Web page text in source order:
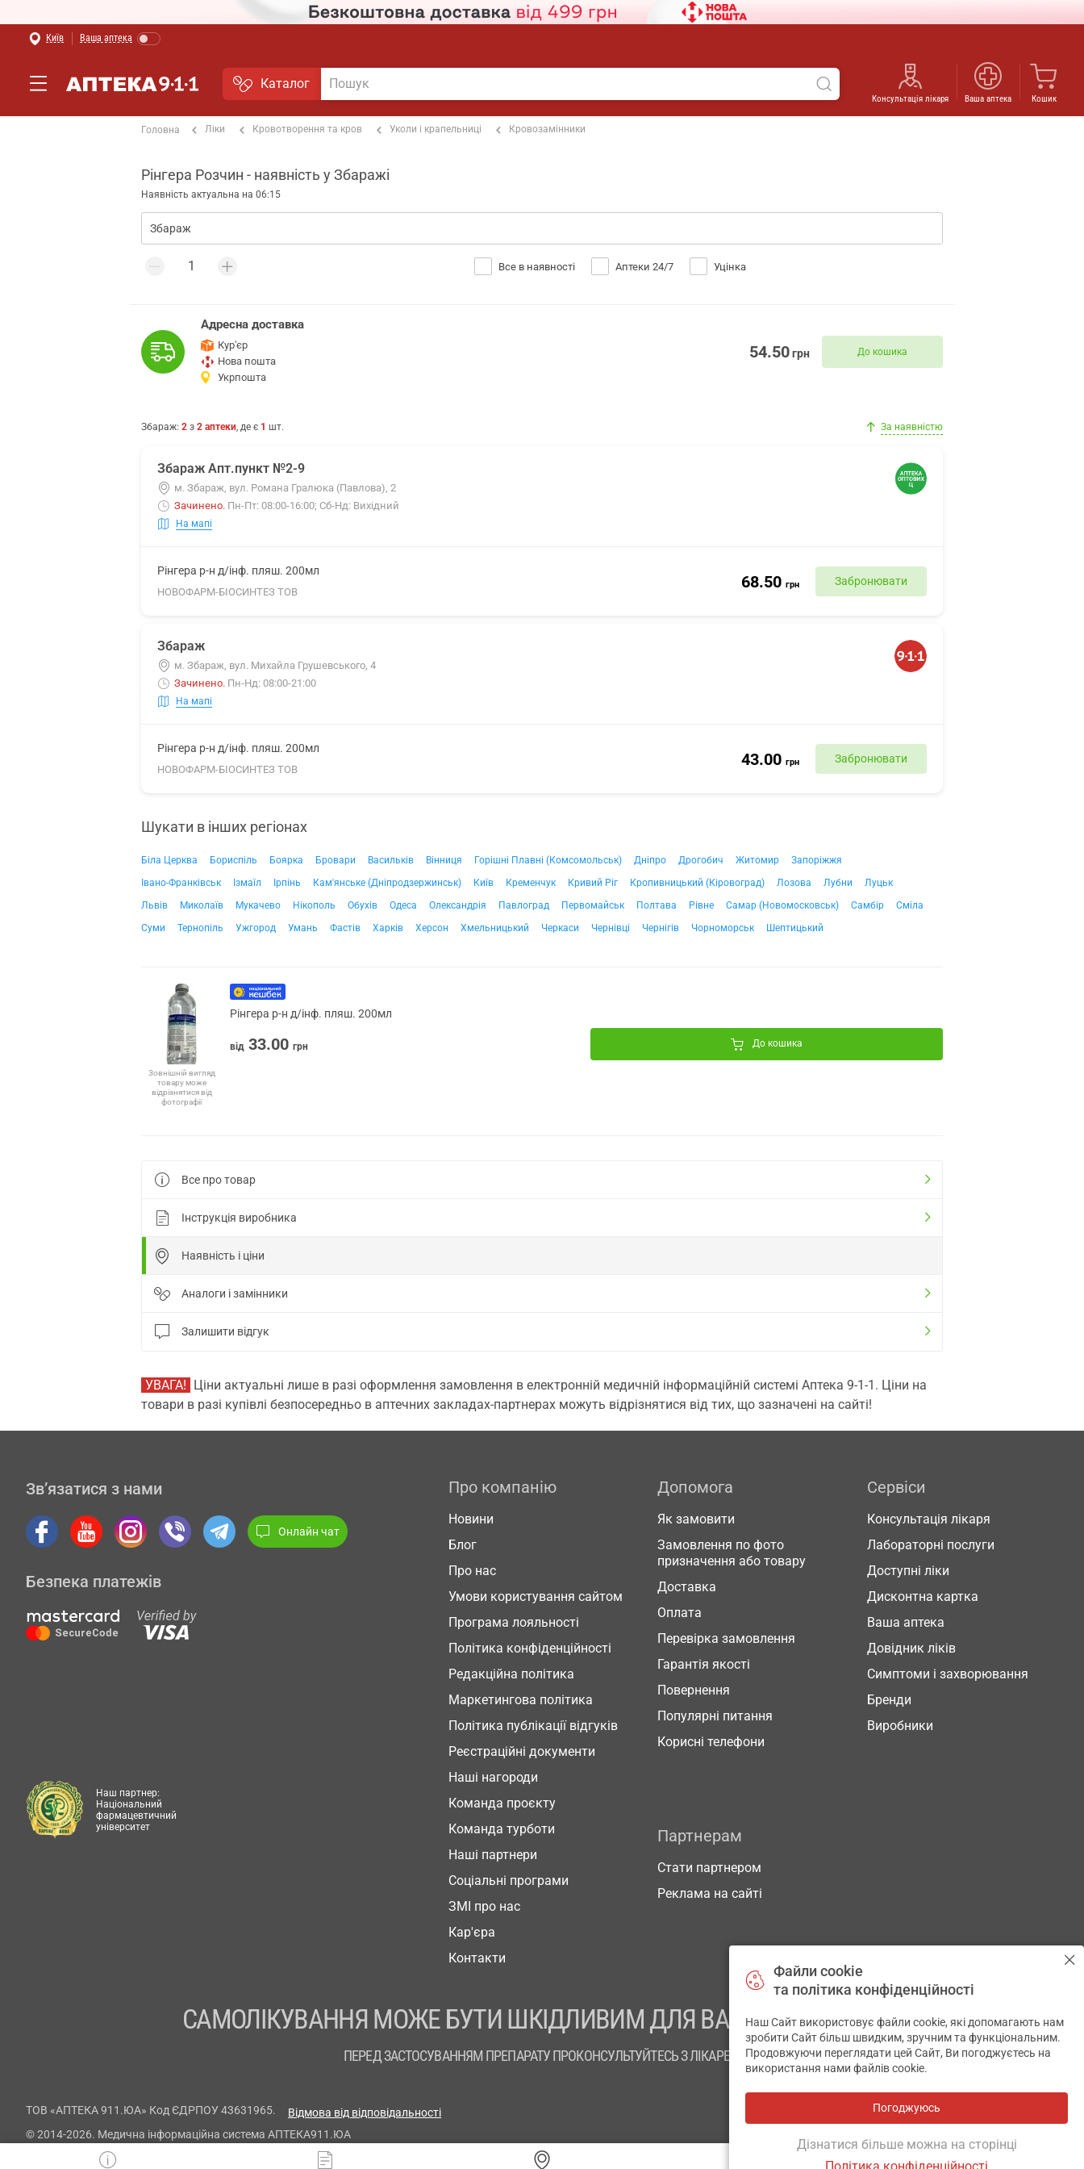
Київ Ваша аптека
Каталог
Консультація лікаря Ваша аптека Кошик
Головна Ліки Кровотворення та кров Уколи і крапельниці Кровозамінники
Рінгера Розчин - наявність у Збаражі
Наявність актуальна на 06:15
Все в наявності Аптеки 24/7 Уцінка
Адресна доставка
Кур'єр
Нова пошта
Укрпошта
54.50грн До кошика
Збараж: 2 з 2 аптеки, де є 1 шт. За наявністю
Збараж Апт.пункт №2-9
м. Збараж, вул. Романа Гралюка (Павлова), 2
Зачинено. Пн-Пт: 08:00-16:00; Сб-Нд: Вихідний
На мапі
Рінгера р-н д/інф. пляш. 200мл
НОВОФАРМ-БІОСИНТЕЗ ТОВ
68.50 грн Забронювати
Збараж
м. Збараж, вул. Михайла Грушевського, 4
Зачинено. Пн-Нд: 08:00-21:00
На мапі
Рінгера р-н д/інф. пляш. 200мл
НОВОФАРМ-БІОСИНТЕЗ ТОВ
43.00 грн Забронювати
Шукати в інших регіонах
Біла Церква Бориспіль Боярка Бровари Васильків Вінниця Горішні Плавні (Комсомольськ) Дніпро Дрогобич Житомир
Запоріжжя
Івано-Франківськ
Ізмаїл Ірпінь Кам'янське (Дніпродзержинськ) Київ Кременчук Кривий Ріг Кропивницький (Кіровоград) Лозова Лубни
Луцьк
Львів
Миколаїв Мукачево Нікополь Обухів Одеса Олександрія Павлоград Первомайськ Полтава Рівне Самар (Новомосковськ) Самбір
Сміла
Суми
Тернопіль Ужгород Умань Фастів Харків Херсон Хмельницький Черкаси Чернівці Чернігів Чорноморськ Шептицький
Зовнішній вигляд
товару може
відрізнятися від
фотографії
Рінгера р-н д/інф. пляш. 200мл
від 33.00 грн До кошика
Все про товар
Інструкція виробника
Наявність і ціни
Аналоги і замінники
Залишити відгук
УВАГА! Ціни актуальні лише в разі оформлення замовлення в електронній медичній інформаційній системі Аптека 9-1-1. Ціни на
товари в разі купівлі безпосередньо в аптечних закладах-партнерах можуть відрізнятися від тих, що зазначені на сайті!
Зв’язатися з нами
Онлайн чат
Безпека платежів
Про компанію
Новини
Блог
Про нас
Умови користування сайтом
Програма лояльності
Політика конфіденційності
Редакційна політика
Маркетингова політика
Політика публікації відгуків
Реєстраційні документи
Наші нагороди
Команда проєкту
Команда турботи
Наші партнери
Соціальні програми
ЗМІ про нас
Кар'єра
Контакти
Допомога
Як замовити
Замовлення по фото
призначення або товару
Доставка
Оплата
Перевірка замовлення
Гарантія якості
Повернення
Популярні питання
Корисні телефони
Сервіси
Консультація лікаря
Лабораторні послуги
Доступні ліки
Дисконтна картка
Ваша аптека
Довідник ліків
Симптоми і захворювання
Бренди
Виробники
Партнерам
Стати партнером
Реклама на сайті
Наш партнер:
Національний
фармацевтичний
університет
САМОЛІКУВАННЯ МОЖЕ БУТИ ШКІДЛИВИМ ДЛЯ ВАШОГО ЗДОРОВ’Я
ПЕРЕД ЗАСТОСУВАННЯМ ПРЕПАРАТУ ПРОКОНСУЛЬТУЙТЕСЬ З ЛІКАРЕМ
ТОВ «АПТЕКА 911.ЮА» Код ЄДРПОУ 43631965.
Відмова від відповідальності
© 2014-2026. Медична інформаційна система АПТЕКА911.ЮА
Файли cookie
та політика конфіденційності
Наш Сайт використовує файли cookie, які допомагають нам
зробити Сайт більш швидким, зручним та функціональним.
Продовжуючи переглядати цей Сайт, Ви погоджуєтесь на
використання нами файлів cookie.
Погоджуюсь
Дізнатися більше можна на сторінці
✕